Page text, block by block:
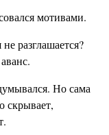
мотивами.
разглашается?
Но сама
скрывает,